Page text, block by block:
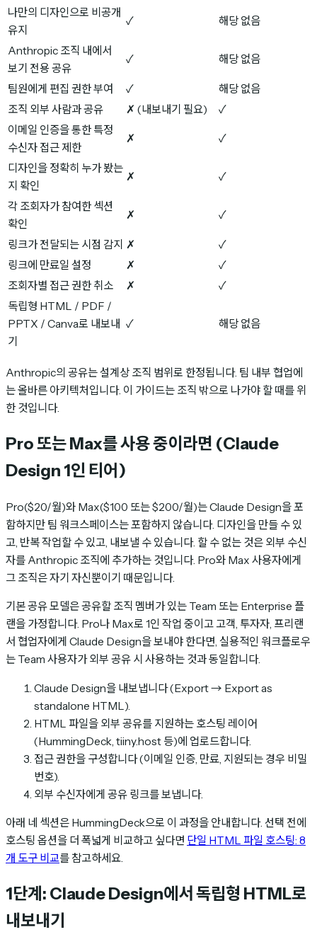
나만의 디자인으로 비공개
유지
✓ 해당 없음
Anthropic 조직 내에서
보기 전용 공유
✓ 해당 없음
팀원에게 편집 권한 부여 ✓
해당 없음
조직 외부 사람과 공유
✗ (내보내기 필요)
✓
이메일 인증을 통한 특정
수신자 접근 제한
✗ ✓
디자인을 정확히 누가 봤는
지 확인
✗ ✓
각 조회자가 참여한 섹션
확인
✗ ✓
링크가 전달되는 시점 감지 ✗
✓
링크에 만료일 설정
✗
✓
조회자별 접근 권한 취소
✗
✓
독립형 HTML / PDF /
PPTX / Canva로 내보내
기
✓ 해당 없음
Anthropic의 공유는 설계상 조직 범위로 한정됩니다. 팀 내부 협업에
는 올바른 아키텍처입니다. 이 가이드는 조직 밖으로 나가야 할 때를 위
한 것입니다.
Pro 또는 Max를 사용 중이라면 (Claude
Design 1인 티어)
Pro($20/월)와 Max($100 또는 $200/월)는 Claude Design을 포
함하지만 팀 워크스페이스는 포함하지 않습니다. 디자인을 만들 수 있
고, 반복 작업할 수 있고, 내보낼 수 있습니다. 할 수 없는 것은 외부 수신
자를 Anthropic 조직에 추가하는 것입니다. Pro와 Max 사용자에게
그 조직은 자기 자신뿐이기 때문입니다.
기본 공유 모델은 공유할 조직 멤버가 있는 Team 또는 Enterprise 플
랜을 가정합니다. Pro나 Max로 1인 작업 중이고 고객, 투자자, 프리랜
서 협업자에게 Claude Design을 보내야 한다면, 실용적인 워크플로우
는 Team 사용자가 외부 공유 시 사용하는 것과 동일합니다.
Claude Design을 내보냅니다 (Export → Export as
standalone HTML).
HTML 파일을 외부 공유를 지원하는 호스팅 레이어
(HummingDeck, tiiny.host 등)에 업로드합니다.
접근 권한을 구성합니다 (이메일 인증, 만료, 지원되는 경우 비밀
번호).
외부 수신자에게 공유 링크를 보냅니다.
아래 네 섹션은 HummingDeck으로 이 과정을 안내합니다. 선택 전에
호스팅 옵션을 더 폭넓게 비교하고 싶다면 단일 HTML 파일 호스팅: 8
개 도구 비교를 참고하세요.
1단계: Claude Design에서 독립형 HTML로
내보내기